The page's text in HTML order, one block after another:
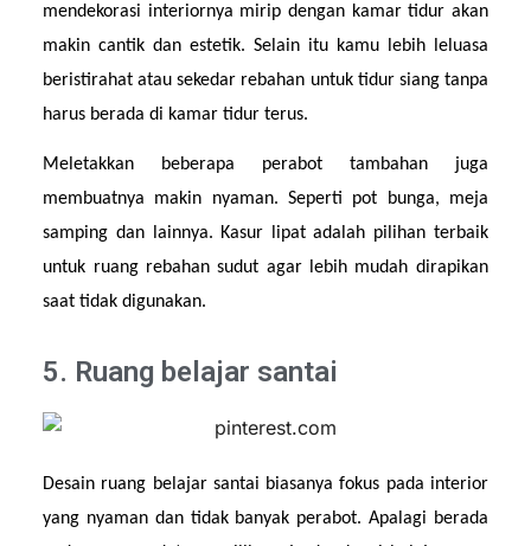
mendekorasi interiornya mirip dengan kamar tidur akan
makin cantik dan estetik. Selain itu kamu lebih leluasa
beristirahat atau sekedar rebahan untuk tidur siang tanpa
harus berada di kamar tidur terus.
Meletakkan beberapa perabot tambahan juga
membuatnya makin nyaman. Seperti pot bunga, meja
samping dan lainnya. Kasur lipat adalah pilihan terbaik
untuk ruang rebahan sudut agar lebih mudah dirapikan
saat tidak digunakan.
5. Ruang belajar santai
Desain ruang belajar santai biasanya fokus pada interior
yang nyaman dan tidak banyak perabot. Apalagi berada